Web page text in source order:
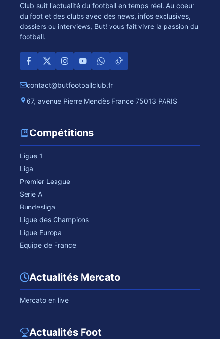
Club suit l'actualité du football en temps réel. Au coeur
du foot et des clubs avec des news, infos exclusives,
dossiers ou interviews, But! vous fait vivre la passion du
football.
contact@butfootballclub.fr
67, avenue Pierre Mendès France 75013 PARIS
Compétitions
Ligue 1
Liga
Premier League
Serie A
Bundesliga
Ligue des Champions
Ligue Europa
Equipe de France
Actualités Mercato
Mercato en live
Actualités Foot